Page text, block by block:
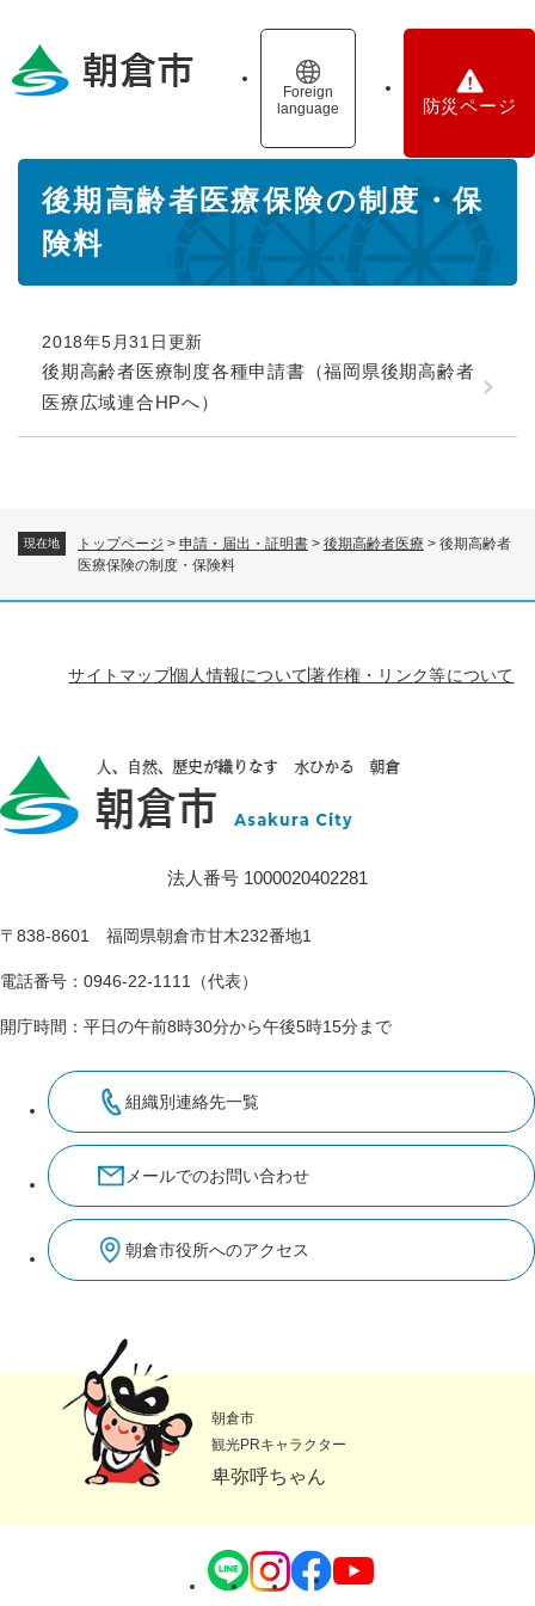
の
Foreign
language
防災ページ
現在地 トップページ > 申請・届出・証明書 > 後期高齢者医療 > 後期高齢者
医療保険の制度・保険料
後期高齢者医療保険の制度・保
険料
2018年5月31日更新
後期高齢者医療制度各種申請書（福岡県後期高齢者
医療広域連合HPへ）
サイトマップ個人情報について著作権・リンク等について
法人番号 1000020402281
〒838-8601 福岡県朝倉市甘木232番地1
電話番号：0946-22-1111（代表）
開庁時間：平日の午前8時30分から午後5時15分まで
組織別連絡先一覧
メールでのお問い合わせ
朝倉市役所へのアクセス
朝倉市
観光PRキャラクター
卑弥呼ちゃん